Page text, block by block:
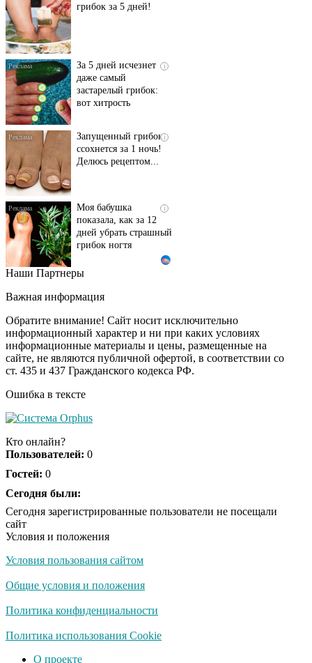
грибок за 5 дней!
i
За 5 дней исчезнет
даже самый
застарелый грибок:
вот хитрость
i
Запущенный грибок
ссохнется за 1 ночь!
Делюсь рецептом...
i
Моя бабушка
показала, как за 12
дней убрать страшный
грибок ногтя
Этот танец невесты
Пересмотрела 10 раз
i
Ролик длится пару
секунд, но вы будете в
шоке от увиденного
Ролик из Омска: вы
Ржу не переставая, это
не раз
Скрытая камера на
люди вытворяют, когда
Ролик длится
смеяться вы будете
Наши Партнеры
Важная информация
Обратите внимание! Сайт носит исключительно
информационный характер и ни при каких условиях
информационные материалы и цены, размещенные на
сайте, не являются публичной офертой, в соответствии со
ст. 435 и 437 Гражданского кодекса РФ.
Ошибка в тексте
Кто онлайн?
Пользователей: 0
Гостей: 0
Сегодня были:
Сегодня зарегистрированные пользователи не посещали
сайт
Условия и положения
Условия пользования сайтом
Общие условия и положения
Политика конфиденциальности
Политика использования Cookie
О проекте